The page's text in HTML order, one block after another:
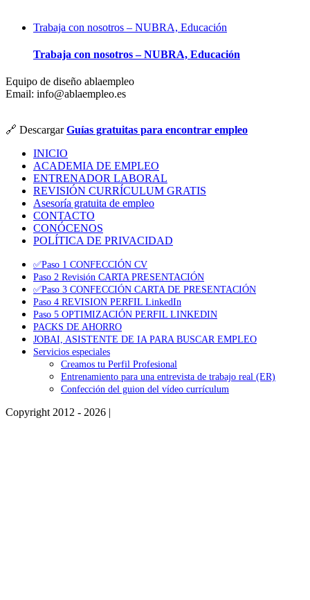
Trabaja con nosotros – NUBRA, Educación
Trabaja con nosotros – NUBRA, Educación
Equipo de diseño ablaempleo
Email: info@ablaempleo.es
🔗 DescargarGuías gratuitas para encontrar empleo
INICIO
ACADEMIA DE EMPLEO
ENTRENADOR LABORAL
REVISIÓN CURRÍCULUM GRATIS
Asesoría gratuita de empleo
CONTACTO
CONÓCENOS
POLÍTICA DE PRIVACIDAD
✅Paso 1 CONFECCIÓN CV
Paso 2 Revisión CARTA PRESENTACIÓN
✅Paso 3 CONFECCIÓN CARTA DE PRESENTACIÓN
Paso 4 REVISION PERFIL LinkedIn
Paso 5 OPTIMIZACIÓN PERFIL LINKEDIN
PACKS DE AHORRO
JOBAI, ASISTENTE DE IA PARA BUSCAR EMPLEO
Servicios especiales
Creamos tu Perfil Profesional
Entrenamiento para una entrevista de trabajo real (ER)
Confección del guion del vídeo currículum
Copyright 2012 - 2026 |